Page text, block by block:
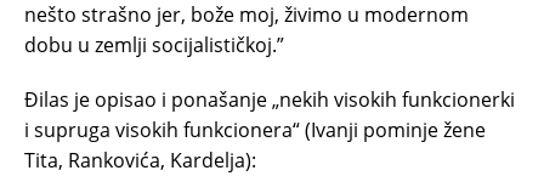
nešto strašno jer, bože moj, živimo u modernom
dobu u zemlji socijalističkoj.”
Đilas je opisao i ponašanje „nekih visokih funkcionerki
i supruga visokih funkcionera“ (Ivanji pominje žene
Tita, Rankovića, Kardelja):